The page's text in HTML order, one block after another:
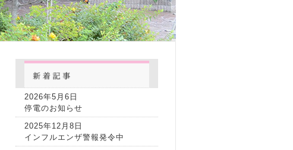
2026年5月6日
停電のお知らせ
2025年12月8日
インフルエンザ警報発令中